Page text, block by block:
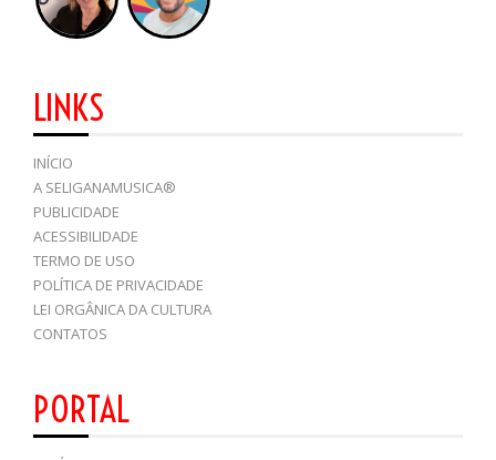
LINKS
INÍCIO
A SELIGANAMUSICA®
PUBLICIDADE
ACESSIBILIDADE
TERMO DE USO
POLÍTICA DE PRIVACIDADE
LEI ORGÂNICA DA CULTURA
CONTATOS
PORTAL